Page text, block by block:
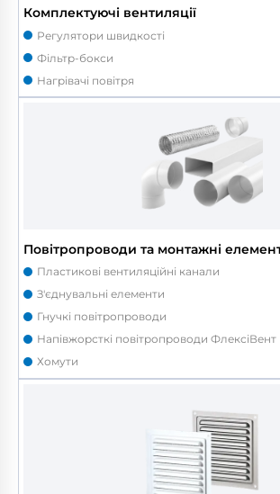
Комплектуючі вентиляції
Регулятори швидкості
Фільтр-бокси
Нагрівачі повітря
Повітропроводи та монтажні
Пластикові вентиляційні канали
З'єднувальні елементи
Гнучкі повітропроводи
Напівжорсткі повітропроводи ФлексіВент
Хомути